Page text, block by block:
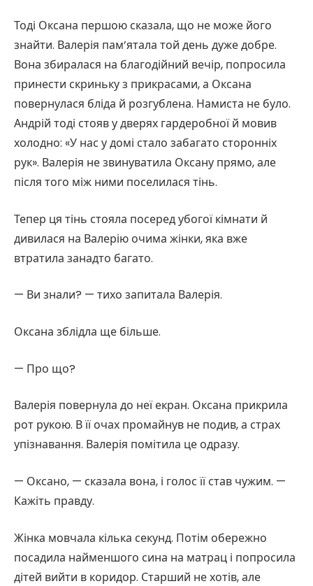
Тоді Оксана першою сказала, що не може його
знайти. Валерія пам’ятала той день дуже добре.
Вона збиралася на благодійний вечір, попросила
принести скриньку з прикрасами, а Оксана
повернулася бліда й розгублена. Намиста не було.
Андрій тоді стояв у дверях гардеробної й мовив
холодно: «У нас у домі стало забагато сторонніх
рук». Валерія не звинуватила Оксану прямо, але
після того між ними поселилася тінь.
Тепер ця тінь стояла посеред убогої кімнати й
дивилася на Валерію очима жінки, яка вже
втратила занадто багато.
— Ви знали? — тихо запитала Валерія.
Оксана зблідла ще більше.
— Про що?
Валерія повернула до неї екран. Оксана прикрила
рот рукою. В її очах промайнув не подив, а страх
упізнавання. Валерія помітила це одразу.
— Оксано, — сказала вона, і голос її став чужим. —
Кажіть правду.
Жінка мовчала кілька секунд. Потім обережно
посадила найменшого сина на матрац і попросила
дітей вийти в коридор. Старший не хотів, але